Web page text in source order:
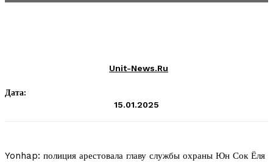
Unit-News.ru
Дата:
15.01.2025
Yonhap: полиция арестовала главу службы охраны Юн Сок Ёля